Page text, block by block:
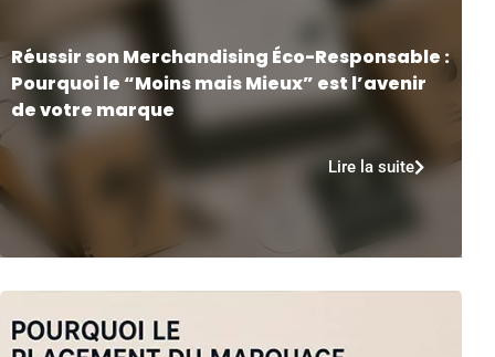
Réussir son Merchandising Éco-Responsable :
Pourquoi le “Moins mais Mieux” est l’avenir
de votre marque
Lire la suite